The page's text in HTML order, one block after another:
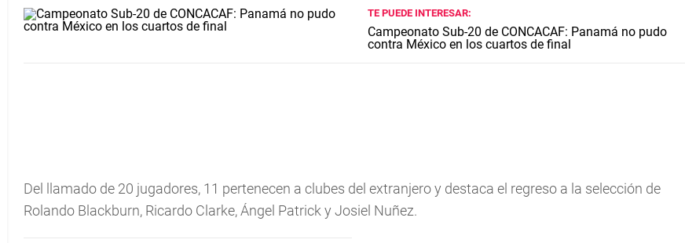
TE PUEDE INTERESAR:
Campeonato Sub-20 de CONCACAF: Panamá no pudo
contra México en los cuartos de final
Del llamado de 20 jugadores, 11 pertenecen a clubes del extranjero y destaca el regreso a la selección de
Rolando Blackburn, Ricardo Clarke, Ángel Patrick y Josiel Nuñez.